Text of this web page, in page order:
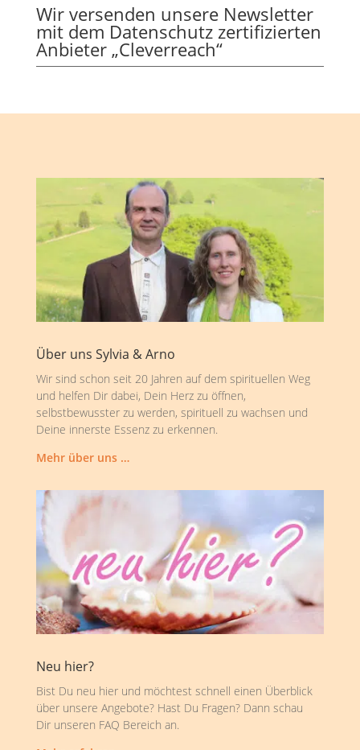
Wir versenden unsere Newsletter
mit dem Datenschutz zertifizierten
Anbieter „Cleverreach“
Über uns Sylvia & Arno
Wir sind schon seit 20 Jahren auf dem spirituellen Weg
und helfen Dir dabei, Dein Herz zu öffnen,
selbstbewusster zu werden, spirituell zu wachsen und
Deine innerste Essenz zu erkennen.
Mehr über uns …
Neu hier?
Bist Du neu hier und möchtest schnell einen Überblick
über unsere Angebote? Hast Du Fragen? Dann schau
Dir unseren FAQ Bereich an.